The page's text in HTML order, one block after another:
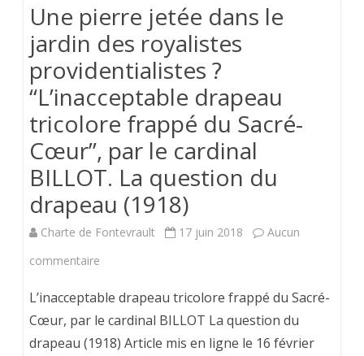
Une pierre jetée dans le
jardin des royalistes
providentialistes ?
“L’inacceptable drapeau
tricolore frappé du Sacré-
Cœur”, par le cardinal
BILLOT. La question du
drapeau (1918)
Charte de Fontevrault 17 juin 2018
Aucun
commentaire
pierre
jetée
L’inacceptable drapeau tricolore frappé du Sacré-
Cœur, par le cardinal BILLOT La question du
drapeau (1918) Article mis en ligne le 16 février